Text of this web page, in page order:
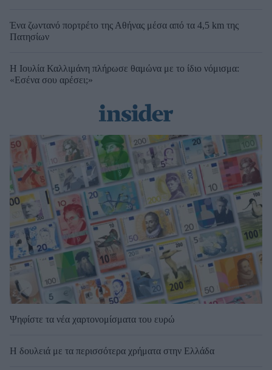
Ένα ζωντανό πορτρέτο της Αθήνας μέσα από τα 4,5 km της
Πατησίων
Η Ιουλία Καλλιμάνη πλήρωσε θαμώνα με το ίδιο νόμισμα:
«Εσένα σου αρέσει;»
Ψηφίστε τα νέα χαρτονομίσματα του ευρώ
Η δουλειά με τα περισσότερα χρήματα στην Ελλάδα